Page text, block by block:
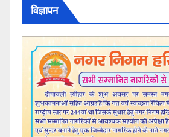
विज्ञापन